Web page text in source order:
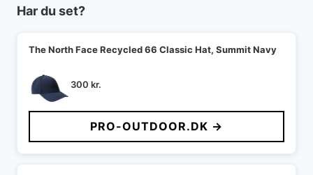
Har du set?
The North Face Recycled 66 Classic Hat, Summit Navy
300 kr.
PRO-OUTDOOR.DK →